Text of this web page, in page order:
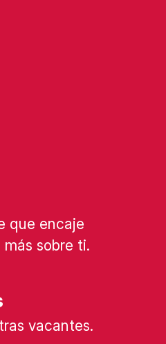
que encaje
sobre ti.
vacantes.